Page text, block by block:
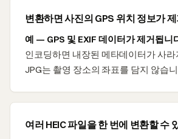
변환하면 사진의 GPS 위치 정보가
예 — GPS 및 EXIF 데이터가 제거됩니
인코딩하면 내장된 메타데이터가 사
JPG는 촬영 장소의 좌표를 담지 않습
여러 HEIC 파일을 한 번에 변환할 수